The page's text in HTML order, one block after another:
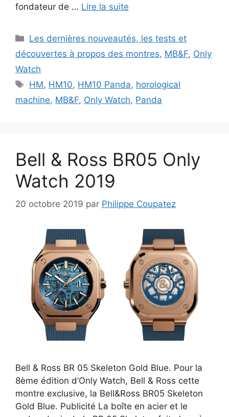
fondateur de … Lire la suite
Catégories
Les dernières nouveautés, les tests et
découvertes à propos des montres, MB&F, Only
Watch
Étiquettes
HM, HM10, HM10 Panda, horological
machine, MB&F, Only Watch, Panda
Bell & Ross BR05 Only
Watch 2019
20 octobre 2019 par Philippe Coupatez
Bell & Ross BR 05 Skeleton Gold Blue. Pour la
8ème édition d’Only Watch, Bell & Ross cette
montre exclusive, la Bell&Ross BR05 Skeleton
Gold Blue. Publicité La boîte en acier et le